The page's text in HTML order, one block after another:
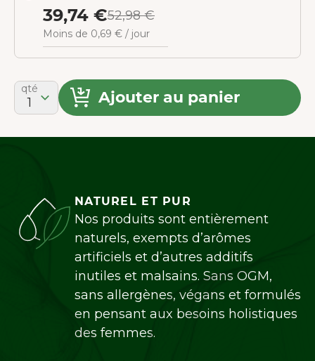
39,74 €52,98 €
Moins de 0,69 € / jour
qté
1 Ajouter au panier
NATUREL ET PUR
Nos produits sont entièrement
naturels, exempts d’arômes
artificiels et d’autres additifs
inutiles et malsains. Sans OGM,
sans allergènes, végans et formulés
en pensant aux besoins holistiques
des femmes.